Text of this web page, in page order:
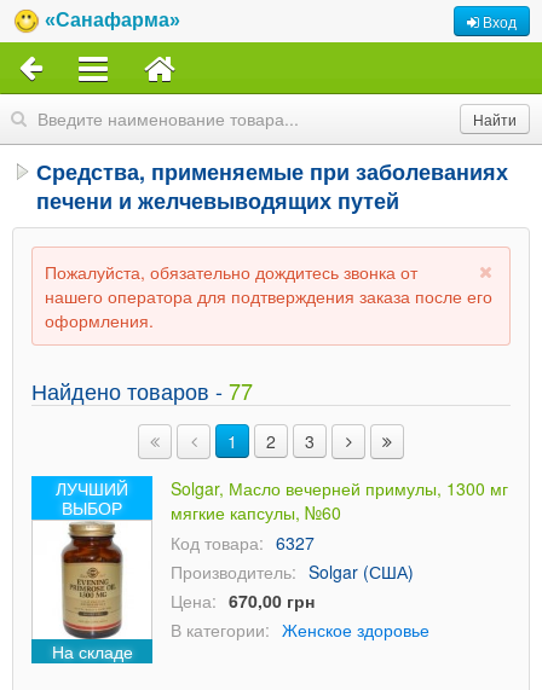
«Санафарма» Вход
Средства, применяемые при заболеваниях
печени и желчевыводящих путей
Пожалуйста, обязательно дождитесь звонка от
нашего оператора для подтверждения заказа после его
оформления.
Найдено товаров -77
1 2
3
ЛУЧШИЙ
ВЫБОР
На складе
Solgar, Масло вечерней примулы, 1300 мг
мягкие капсулы, №60
Код товара: 6327
Производитель: Solgar (США)
Цена: 670,00 грн
В категории: Женское здоровье